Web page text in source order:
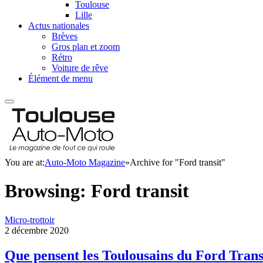
Toulouse
Lille
Actus nationales
Brèves
Gros plan et zoom
Rétro
Voiture de rêve
Élément de menu
You are at:Auto-Moto Magazine»Archive for "Ford transit"
Browsing: Ford transit
Micro-trottoir
2 décembre 2020
Que pensent les Toulousains du Ford